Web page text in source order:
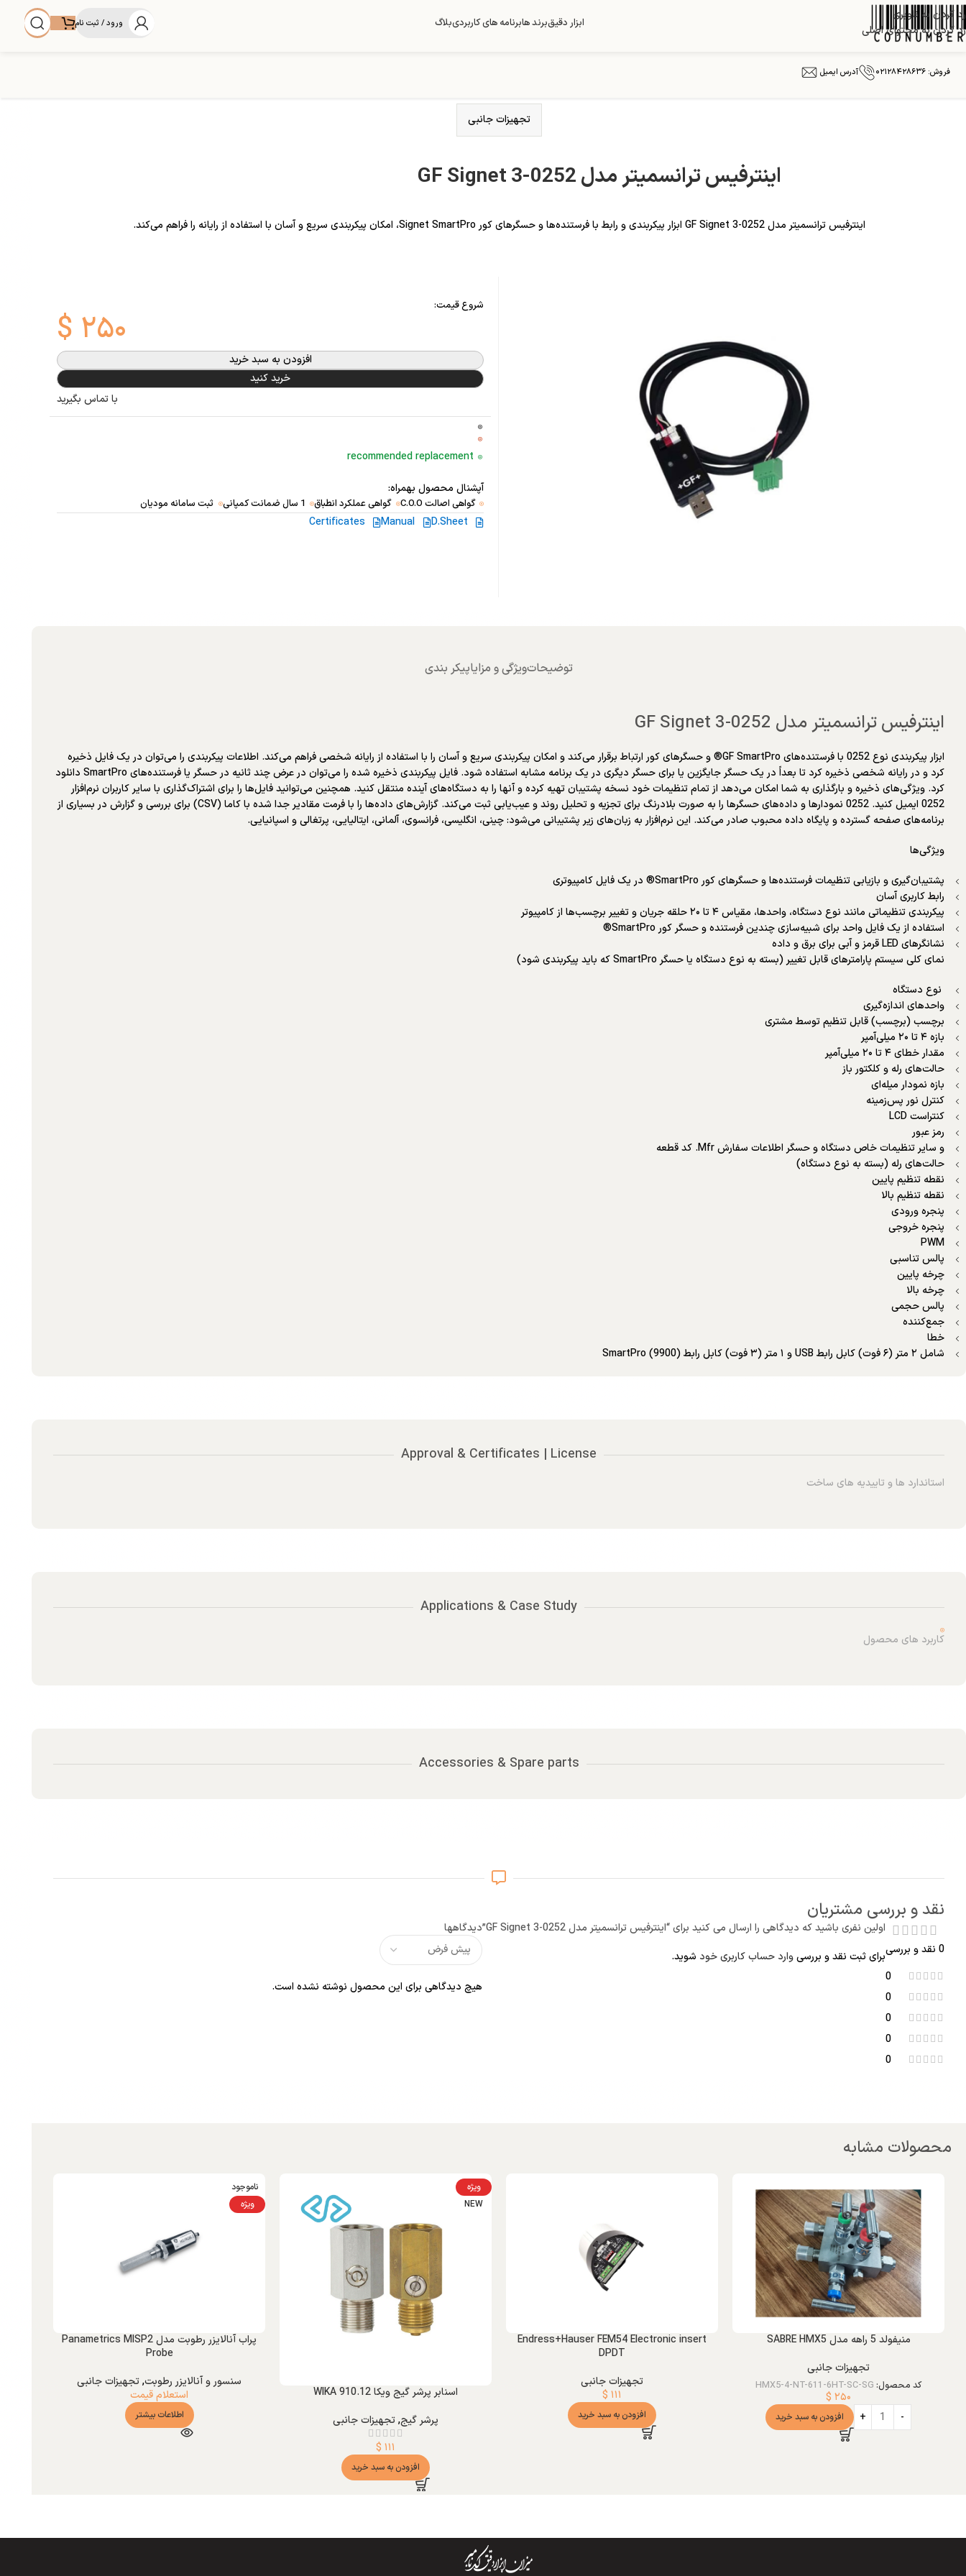
رد کردن به ناوبری
رد کردن به محتوای اصلی
ابزار دقیقبرند هابرنامه های کاربردیبلاگ ورود / ثبت نام
فروش: ۰۲۱۲۸۴۲۸۶۳۶ آدرس ایمیل
تجهیزات جانبی
اینترفیس ترانسمیتر مدل GF Signet 3-0252
اینترفیس ترانسمیتر مدل GF Signet 3-0252 ابزار پیکربندی و رابط با فرستنده‌ها و حسگرهای کور Signet SmartPro، امکان پیکربندی سریع و آسان با استفاده از رایانه را فراهم می‌کند.
شروع قیمت:
$ ۲۵۰
افزودن به سبد خرید
خرید کنید
با تماس بگیرید
recommended replacement
آپشنال محصول بهمراه:
گواهی اصالت C.O.O گواهی عملکرد انطباق 1 سال ضمانت کمپانی ثبت سامانه مودیان
D.Sheet
Manual
Certificates
توضیحاتویژگی و مزایاپیکر بندی
اینترفیس ترانسمیتر مدل GF Signet 3-0252
ابزار پیکربندی نوع 0252 با فرستنده‌های GF SmartPro® و حسگرهای کور ارتباط برقرار می‌کند و امکان پیکربندی سریع و آسان را با استفاده از رایانه شخصی فراهم می‌کند. اطلاعات پیکربندی را می‌توان در یک فایل ذخیره
کرد و در رایانه شخصی ذخیره کرد تا بعداً در یک حسگر جایگزین یا برای حسگر دیگری در یک برنامه مشابه استفاده شود. فایل پیکربندی ذخیره شده را می‌توان در عرض چند ثانیه در حسگر یا فرستنده‌های SmartPro دانلود
کرد. ویژگی‌های ذخیره و بارگذاری به شما امکان می‌دهد از تمام تنظیمات خود نسخه پشتیبان تهیه کرده و آنها را به دستگاه‌های آینده منتقل کنید. همچنین می‌توانید فایل‌ها را برای اشتراک‌گذاری با سایر کاربران نرم‌افزار
0252 ایمیل کنید. 0252 نمودارها و داده‌های حسگرها را به صورت بلادرنگ برای تجزیه و تحلیل روند و عیب‌یابی ثبت می‌کند. گزارش‌های داده‌ها را با فرمت مقادیر جدا شده با کاما (CSV) برای بررسی و گزارش در بسیاری از
برنامه‌های صفحه گسترده و پایگاه داده محبوب صادر می‌کند. این نرم‌افزار به زبان‌های زیر پشتیبانی می‌شود: چینی، انگلیسی، فرانسوی، آلمانی، ایتالیایی، پرتغالی و اسپانیایی.
ویژگی‌ها
پشتیبان‌گیری و بازیابی تنظیمات فرستنده‌ها و حسگرهای کور SmartPro® در یک فایل کامپیوتری
رابط کاربری آسان
پیکربندی تنظیماتی مانند نوع دستگاه، واحدها، مقیاس ۴ تا ۲۰ حلقه جریان و تغییر برچسب‌ها از کامپیوتر
استفاده از یک فایل واحد برای شبیه‌سازی چندین فرستنده و حسگر کور SmartPro®
نشانگرهای LED قرمز و آبی برای برق و داده
نمای کلی سیستم پارامترهای قابل تغییر (بسته به نوع دستگاه یا حسگر SmartPro که باید پیکربندی شود)
نوع دستگاه
واحدهای اندازه‌گیری
برچسب (برچسب) قابل تنظیم توسط مشتری
بازه ۴ تا ۲۰ میلی‌آمپر
مقدار خطای ۴ تا ۲۰ میلی‌آمپر
حالت‌های رله و کلکتور باز
بازه نمودار میله‌ای
کنترل نور پس‌زمینه
کنتراست LCD
رمز عبور
و سایر تنظیمات خاص دستگاه و حسگر اطلاعات سفارش Mfr. کد قطعه
حالت‌های رله (بسته به نوع دستگاه)
نقطه تنظیم پایین
نقطه تنظیم بالا
پنجره ورودی
پنجره خروجی
PWM
پالس تناسبی
چرخه پایین
چرخه بالا
پالس حجمی
جمع‌کننده
خطا
شامل ۲ متر (۶ فوت) کابل رابط USB و ۱ متر (۳ فوت) کابل رابط SmartPro (9900)
Approval & Certificates | License
استاندارد ها و تاییدیه های ساخت
Applications & Case Study
کاربرد های محصول
Accessories & Spare parts
نقد و بررسی مشتریان
0 نقد و بررسی
0
0
0
0
0
دیدگاهها
هیچ دیدگاهی برای این محصول نوشته نشده است.
اولین نفری باشید که دیدگاهی را ارسال می کنید برای “اینترفیس ترانسمیتر مدل GF Signet 3-0252”
برای ثبت نقد و بررسیوارد حساب کاربری خود شوید.
محصولات مشابه
منیفولد 5 راهه مدل SABRE HMX5
تجهیزات جانبی
کد محصول: HMX5-4-NT-611-6HT-SC-SG
$ ۲۵۰
افزودن به سبد خرید
Endress+Hauser FEM54 Electronic insert
DPDT
تجهیزات جانبی
$ ۱۱۱
افزودن به سبد خرید
ویژه
NEW
اسنابر پرشر گیج ویکا WIKA 910.12
پرشر گیج,تجهیزات جانبی
$ ۱۱۱
افزودن به سبد خرید
ناموجود
ویژه
پراب آنالایزر رطوبت مدل Panametrics MISP2
Probe
سنسور و آنالایزر رطوبت,تجهیزات جانبی
استعلام قیمت
اطلاعات بیشتر